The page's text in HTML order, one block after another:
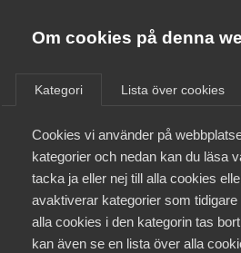
Om cookies på denna
Kategori Lista över cookies
Cookies vi använder på
kategorier och nedan kan du läsa
tacka ja eller nej till alla cookies
avaktiverar kategorier som
alla cookies i den kategorin tas
kan även se en lista över alla
Almega Utbildning
Innovations­företagen
Kompetens­företagen
Medie­företagen
Om Almega
Aktuellt
Medlemskapet
Mina sidor
Remittering av
styrelsens